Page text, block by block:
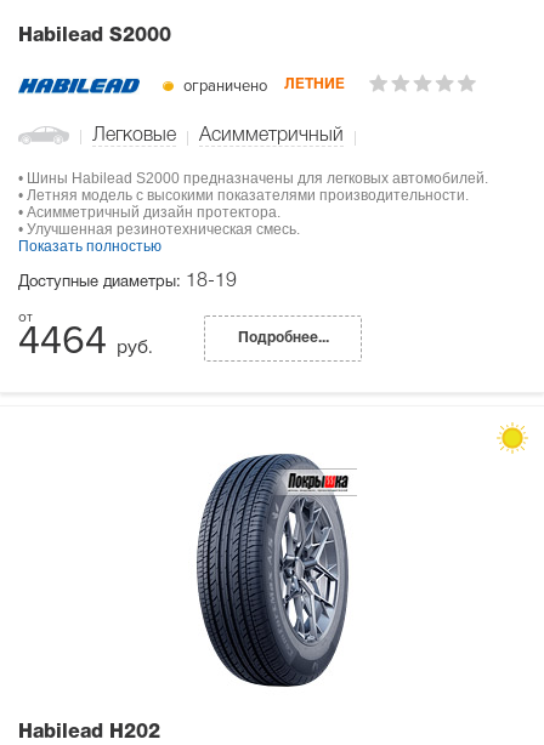
Habilead S2000
ограничено ЛЕТНИЕ
Легковые Асимметричный
• Шины Habilead S2000 предназначены для легковых автомобилей.
• Летняя модель с высокими показателями производительности.
• Асимметричный дизайн протектора.
• Улучшенная резинотехническая смесь.
Показать полностью
Доступные диаметры: 18-19
4464 руб. Подробнее...
Habilead H202